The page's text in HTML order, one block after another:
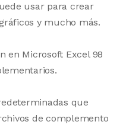
usar para crear
y mucho más.
en Microsoft Excel 98
que
de complemento